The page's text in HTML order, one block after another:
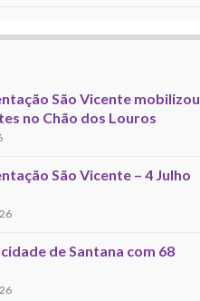
São Vicente mobilizou
no Chão dos Louros
São Vicente – 4 Julho
de Santana com 68